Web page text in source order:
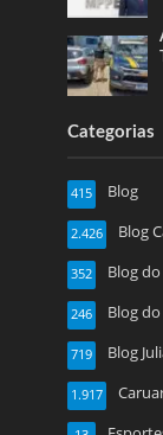
Categorias
Blog
415
Blog
2.426
Blog
352
Blog
246
Blog
719
1.917